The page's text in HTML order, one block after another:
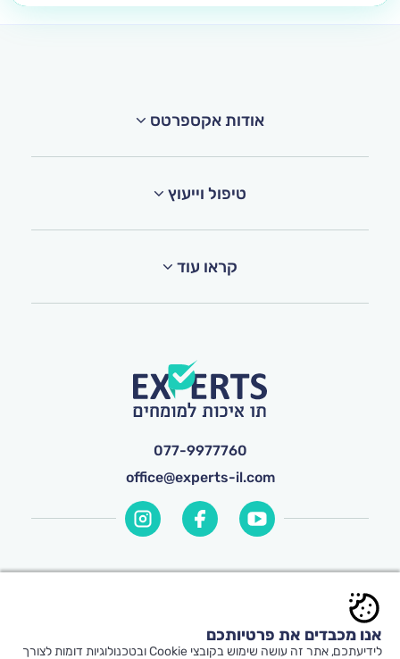
אודות אקספרטס
טיפול וייעוץ
קראו עוד
077-9977760
office@experts-il.com
© כל הזכויות שמורות ל-
תקנון אתר ותנאי שימוש|הצהרת נגישות|
אנו מכבדים את פרטיותכם
לידיעתכם, אתר זה עושה שימוש בקובצי Cookie ובטכנולוגיות דומות לצורך